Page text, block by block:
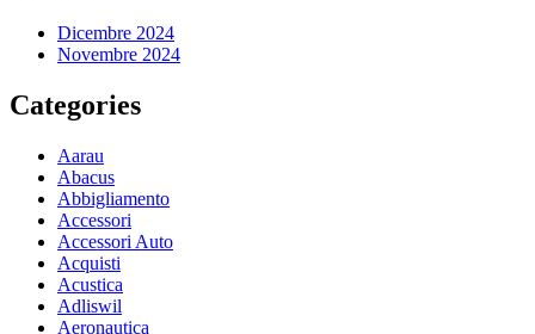
Dicembre 2024
Novembre 2024
Categories
Aarau
Abacus
Abbigliamento
Accessori
Accessori Auto
Acquisti
Acustica
Adliswil
Aeronautica